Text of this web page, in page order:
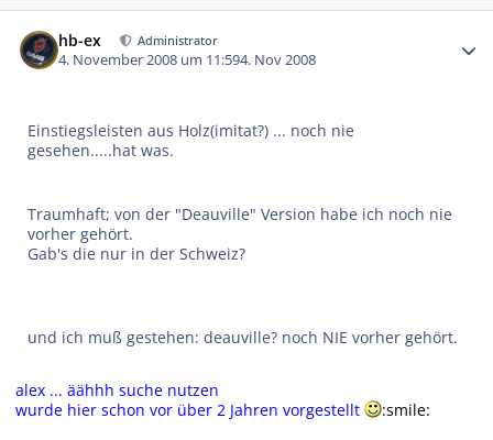
hb-ex Administrator
4. November 2008 um 11:594. Nov 2008
Einstiegsleisten aus Holz(imitat?) ... noch nie
gesehen.....hat was.
Traumhaft; von der "Deauville" Version habe ich noch nie
vorher gehört.
Gab's die nur in der Schweiz?
und ich muß gestehen: deauville? noch NIE vorher gehört.
alex ... äähhh suche nutzen
wurde hier schon vor über 2 Jahren vorgestellt :smile: